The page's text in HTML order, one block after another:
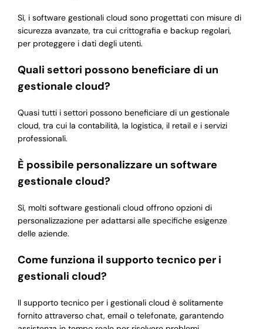
Sì, i software gestionali cloud sono progettati con misure di
sicurezza avanzate, tra cui crittografia e backup regolari,
per proteggere i dati degli utenti.
Quali settori possono beneficiare di un
gestionale cloud?
Quasi tutti i settori possono beneficiare di un gestionale
cloud, tra cui la contabilità, la logistica, il retail e i servizi
professionali.
È possibile personalizzare un software
gestionale cloud?
Sì, molti software gestionali cloud offrono opzioni di
personalizzazione per adattarsi alle specifiche esigenze
delle aziende.
Come funziona il supporto tecnico per i
gestionali cloud?
Il supporto tecnico per i gestionali cloud è solitamente
fornito attraverso chat, email o telefonate, garantendo